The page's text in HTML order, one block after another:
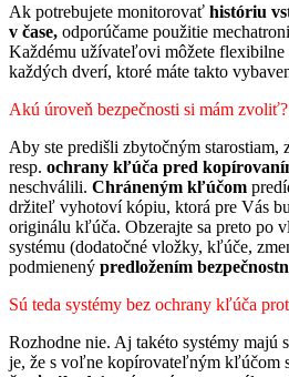
Ak potrebujete monitorovať históriu
v čase, odporúčame použitie
Každému užívateľovi môžete
každých dverí, ktoré máte takto
Akú úroveň bezpečnosti si mám zvoliť?
Aby ste predišli zbytočným starostiam,
resp. ochrany kľúča pred
neschválili. Chráneným kľúčom
držiteľ vyhotoví kópiu, ktorá pre Vás
originálu kľúča. Obzerajte sa preto po
systému (dodatočné vložky, kľúče,
podmienený predložením
Sú teda systémy bez ochrany kľúča
Rozhodne nie. Aj takéto systémy majú
je, že s voľne kopírovateľným kľúčom